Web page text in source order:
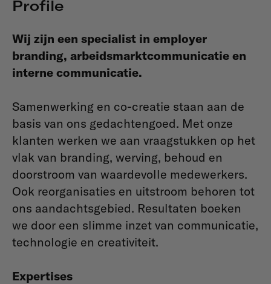
Profile
Wij zijn een specialist in employer
branding, arbeidsmarktcommunicatie en
interne communicatie.
Samenwerking en co-creatie staan aan de
basis van ons gedachtengoed. Met onze
klanten werken we aan vraagstukken op het
vlak van branding, werving, behoud en
doorstroom van waardevolle medewerkers.
Ook reorganisaties en uitstroom behoren tot
ons aandachtsgebied. Resultaten boeken
we door een slimme inzet van communicatie,
technologie en creativiteit.
Expertises